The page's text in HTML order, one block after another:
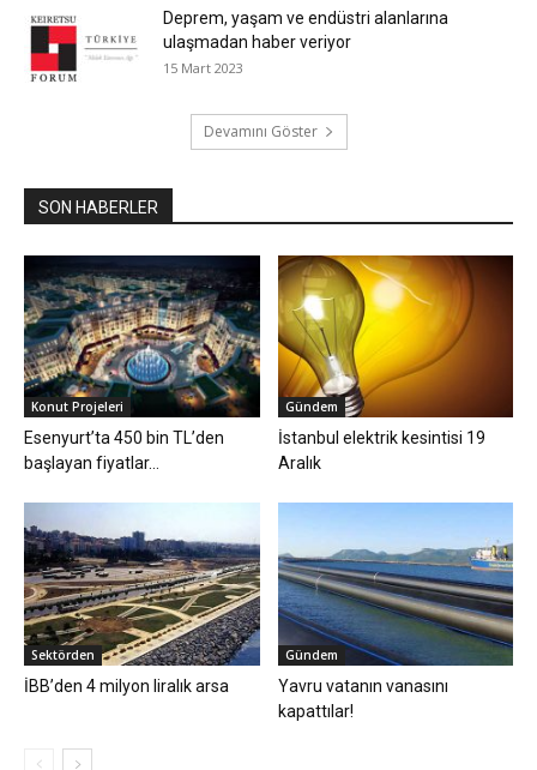
Deprem, yaşam ve endüstri alanlarına
ulaşmadan haber veriyor
15 Mart 2023
Devamını Göster
SON HABERLER
Konut Projeleri
Esenyurt’ta 450 bin TL’den
başlayan fiyatlar…
Gündem
İstanbul elektrik kesintisi 19
Aralık
Sektörden
İBB’den 4 milyon liralık arsa
Gündem
Yavru vatanın vanasını
kapattılar!